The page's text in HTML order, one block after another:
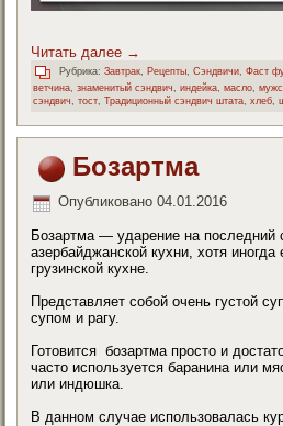
Читать далее →
Рубрика: Завтрак, Рецепты,Сэндвичи,Фаст
ветчина,знаменитый сэндвич,индейка,масло,
сэндвич
,тост ,Традиционный сэндвич штата ,хлеб ,
Бозартма
Опубликовано 04.01.2016
Бозартма — ударение на
азербайджанской кухни, хотя
грузинской кухне.
Представляет собой очень густой
супом и рагу.
Готовится бозартма просто и
часто используется баранина или
или индюшка.
В данном случае использовалась